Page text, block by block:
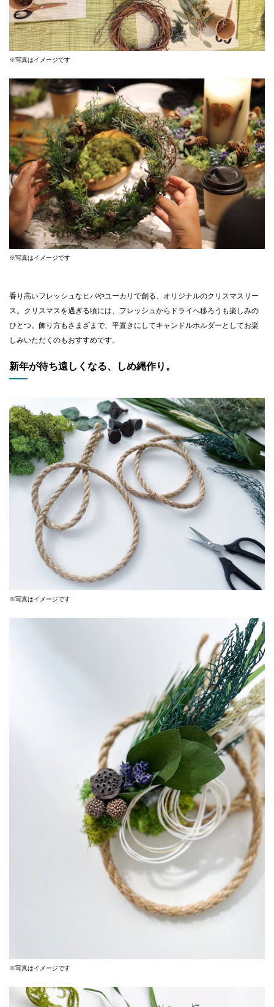
※写真はイメージです
※写真はイメージです
香り高いフレッシュなヒバやユーカリで創る、オリジナルのクリスマスリー
ス。クリスマスを過ぎる頃には、フレッシュからドライへ移ろうも楽しみの
ひとつ。飾り方もさまざまで、平置きにしてキャンドルホルダーとしてお楽
しみいただくのもおすすめです。
新年が待ち遠しくなる、しめ縄作り。
※写真はイメージです
※写真はイメージです